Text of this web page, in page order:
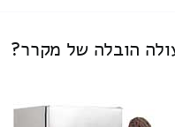
הובלה של מקרר?